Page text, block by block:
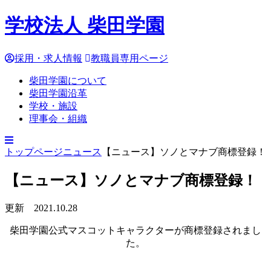
学校法人 柴田学園
採用・求人情報 教職員専用ページ
柴田学園について
柴田学園沿革
学校・施設
理事会・組織
トップページニュース 【ニュース】ソノとマナブ商標登録！
【ニュース】ソノとマナブ商標登録！
更新 2021.10.28
柴田学園公式マスコットキャラクターが商標登録されまし
た。